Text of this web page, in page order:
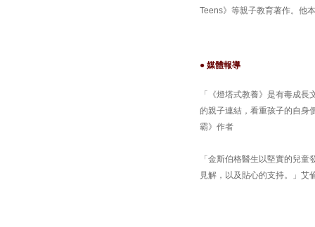
Teens》等親子教育著作。他
● 媒體報導
「《燈塔式教養》是有毒成
的親子連結，看重孩子的自身
霸》作者
「金斯伯格醫生以堅實的兒
見解，以及貼心的支持。」艾